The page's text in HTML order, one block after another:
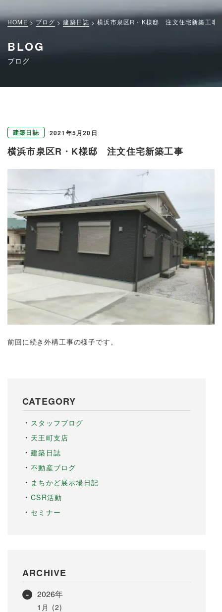
HOME ブログ 建築日誌 横浜市泉区R・K様邸 注文住宅新築工事
BLOG
ブログ
建築日誌 2021年5月20日
横浜市泉区R・K様邸 注文住宅新築工事
前回に続き外構工事の様子です。
CATEGORY
スタッフブログ
天王町支店
建築日誌
不動産ブログ
まちかど展示場日記
CSR活動
セミナー
ARCHIVE
2026年
1月 (2)